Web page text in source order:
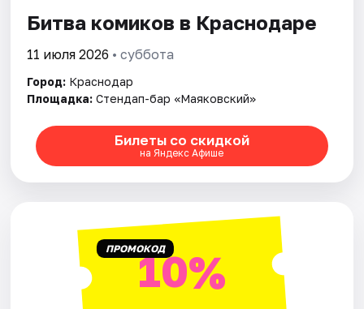
Площадки
Артисты
Рейтинги
Битва комиков в Краснодаре
11 июля 2026 • суббота
Город: Краснодар
Площадка: Стендап-бар «Маяковский»
Билеты со скидкой
на Яндекс Афише
ПРОМОКОД10%